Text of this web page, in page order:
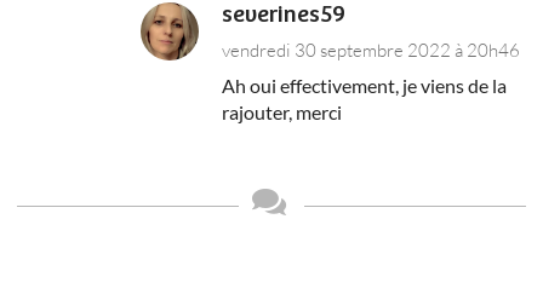
severines59
vendredi 30 septembre 2022 à 20h46
Ah oui effectivement, je viens de la
rajouter, merci